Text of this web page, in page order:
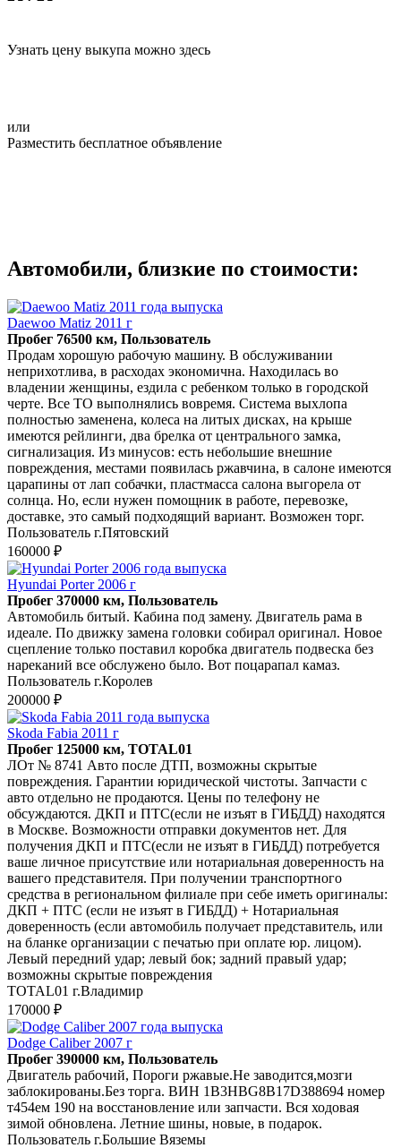
Узнать цену выкупа можно здесь
или
Разместить бесплатное объявление
Автомобили, близкие по стоимости:
Daewoo Matiz 2011 г
Пробег 76500 км, Пользователь
Продам хорошую рабочую машину. В обслуживании
неприхотлива, в расходах экономична. Находилась во
владении женщины, ездила с ребенком только в городской
черте. Все ТО выполнялись вовремя. Система выхлопа
полностью заменена, колеса на литых дисках, на крыше
имеются рейлинги, два брелка от центрального замка,
сигнализация. Из минусов: есть небольшие внешние
повреждения, местами появилась ржавчина, в салоне имеются
царапины от лап собачки, пластмасса салона выгорела от
солнца. Но, если нужен помощник в работе, перевозке,
доставке, это самый подходящий вариант. Возможен торг.
Пользователь г.Пятовский
160000 ₽
Hyundai Porter 2006 г
Пробег 370000 км, Пользователь
Автомобиль битый. Кабина под замену. Двигатель рама в
идеале. По движку замена головки собирал оригинал. Новое
сцепление только поставил коробка двигатель подвеска без
нареканий все обслужено было. Вот поцарапал камаз.
Пользователь г.Королев
200000 ₽
Skoda Fabia 2011 г
Пробег 125000 км, TOTAL01
ЛОт № 8741 Авто после ДТП, возможны скрытые
повреждения. Гарантии юридической чистоты. Запчасти с
авто отдельно не продаются. Цены по телефону не
обсуждаются. ДКП и ПТС(если не изъят в ГИБДД) находятся
в Москве. Возможности отправки документов нет. Для
получения ДКП и ПТС(если не изъят в ГИБДД) потребуется
ваше личное присутствие или нотариальная доверенность на
вашего представителя. При получении транспортного
средства в региональном филиале при себе иметь оригиналы:
ДКП + ПТС (если не изъят в ГИБДД) + Нотариальная
доверенность (если автомобиль получает представитель, или
на бланке организации с печатью при оплате юр. лицом).
Левый передний удар; левый бок; задний правый удар;
возможны скрытые повреждения
TOTAL01 г.Владимир
170000 ₽
Dodge Caliber 2007 г
Пробег 390000 км, Пользователь
Двигатель рабочий, Пороги ржавые.Не заводится,мозги
заблокированы.Без торга. ВИН 1B3HBG8B17D388694 номер
т454ем 190 на восстановление или запчасти. Вся ходовая
зимой обновлена. Летние шины, новые, в подарок.
Пользователь г.Большие Вяземы